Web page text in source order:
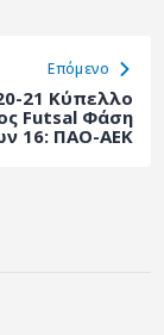
Eπόμενο
21 Κύπελλο
Futsal Φάση
16: ΠΑΟ-ΑΕΚ